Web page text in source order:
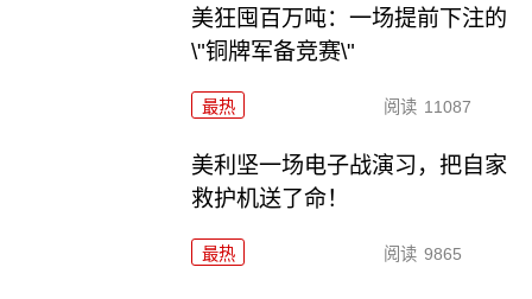
美狂囤百万吨：一场提前下注的
\"铜牌军备竞赛\"
最热 阅读 11087
美利坚一场电子战演习，把自家
救护机送了命！
最热 阅读 9865